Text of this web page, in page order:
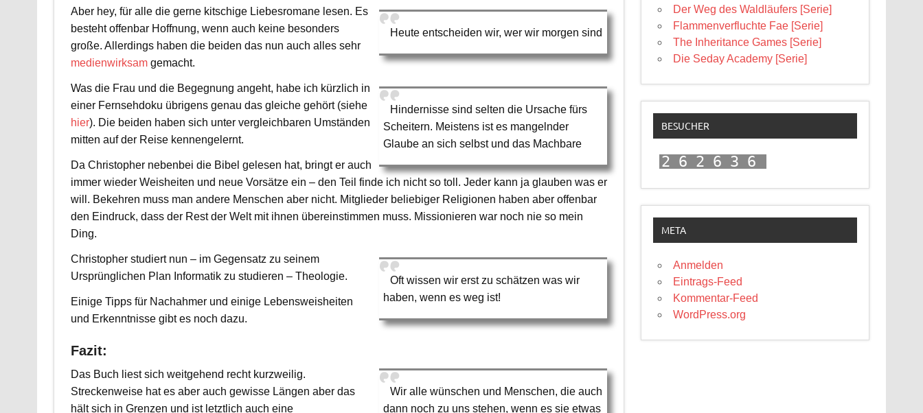
Heute entscheiden wir, wer wir morgen sind
Aber hey, für alle die gerne kitschige Liebesromane lesen. Es
besteht offenbar Hoffnung, wenn auch keine besonders
große. Allerdings haben die beiden das nun auch alles sehr
medienwirksamgemacht.
Hindernisse sind selten die Ursache fürs
Scheitern. Meistens ist es mangelnder
Glaube an sich selbst und das Machbare
Was die Frau und die Begegnung angeht, habe ich kürzlich in
einer Fernsehdoku übrigens genau das gleiche gehört (siehe
hier). Die beiden haben sich unter vergleichbaren Umständen
mitten auf der Reise kennengelernt.
Da Christopher nebenbei die Bibel gelesen hat, bringt er auch
immer wieder Weisheiten und neue Vorsätze ein – den Teil finde ich nicht so toll. Jeder kann ja glauben was er
will. Bekehren muss man andere Menschen aber nicht. Mitglieder beliebiger Religionen haben aber offenbar
den Eindruck, dass der Rest der Welt mit ihnen übereinstimmen muss. Missionieren war noch nie so mein
Ding.
Oft wissen wir erst zu schätzen was wir
haben, wenn es weg ist!
Christopher studiert nun – im Gegensatz zu seinem
Ursprünglichen Plan Informatik zu studieren – Theologie.
Einige Tipps für Nachahmer und einige Lebensweisheiten
und Erkenntnisse gibt es noch dazu.
Fazit:
Wir alle wünschen und Menschen, die auch
dann noch zu uns stehen, wenn es sie etwas
Das Buch liest sich weitgehend recht kurzweilig.
Streckenweise hat es aber auch gewisse Längen aber das
hält sich in Grenzen und ist letztlich auch eine
Der Weg des Waldläufers [Serie]
Flammenverfluchte Fae [Serie]
The Inheritance Games [Serie]
Die Seday Academy [Serie]
BESUCHER
262636
META
Anmelden
Eintrags-Feed
Kommentar-Feed
WordPress.org